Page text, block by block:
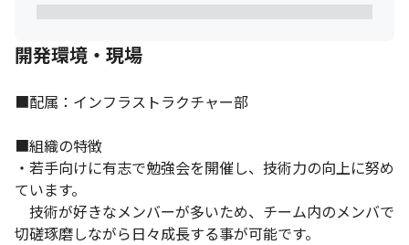
開発環境・現場
■配属：インフラストラクチャー部
■組織の特徴
・若手向けに有志で勉強会を開催し、技術力の向上に努め
ています。
技術が好きなメンバーが多いため、チーム内のメンバで
切磋琢磨しながら日々成長する事が可能です。